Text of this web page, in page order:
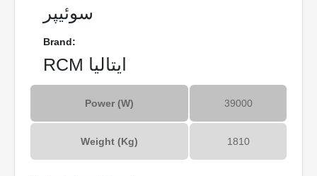
سوئیپر
Brand:
RCM ایتالیا
Power (W) 39000
Weight (Kg) 1810